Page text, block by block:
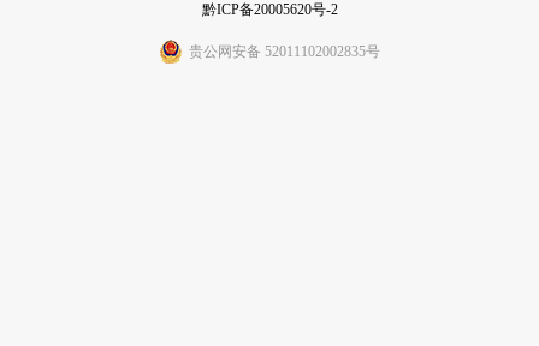
黔ICP备20005620号-2
贵公网安备 52011102002835号